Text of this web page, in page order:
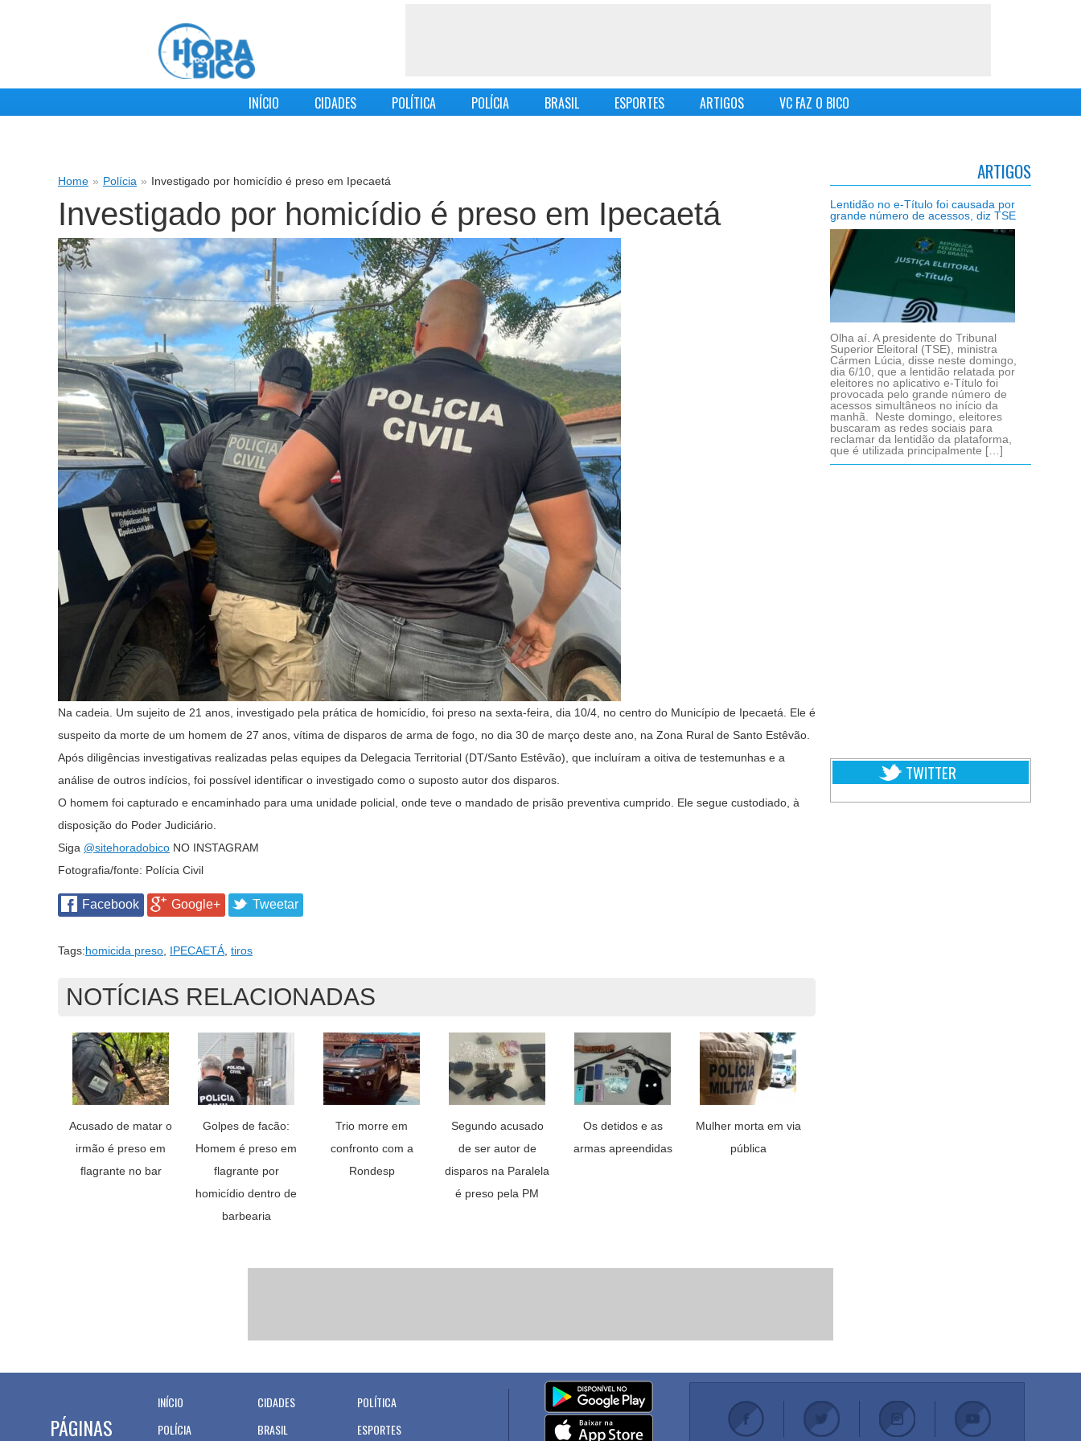
INÍCIO CIDADES POLÍTICA POLÍCIA BRASIL ESPORTES ARTIGOS VC FAZ O BICO
Home » Polícia » Investigado por homicídio é preso em Ipecaetá
Investigado por homicídio é preso em Ipecaetá
Na cadeia. Um sujeito de 21 anos, investigado pela prática de homicídio, foi preso na sexta-feira, dia 10/4, no centro do Município de Ipecaetá. Ele é
suspeito da morte de um homem de 27 anos, vítima de disparos de arma de fogo, no dia 30 de março deste ano, na Zona Rural de Santo Estêvão.
Após diligências investigativas realizadas pelas equipes da Delegacia Territorial (DT/Santo Estêvão), que incluíram a oitiva de testemunhas e a
análise de outros indícios, foi possível identificar o investigado como o suposto autor dos disparos.
O homem foi capturado e encaminhado para uma unidade policial, onde teve o mandado de prisão preventiva cumprido. Ele segue custodiado, à
disposição do Poder Judiciário.
Siga @sitehoradobico NO INSTAGRAM
Fotografia/fonte: Polícia Civil
Facebook Google+ Tweetar
Tags:homicida preso IPECAETÁ tiros
NOTÍCIAS RELACIONADAS
Acusado de matar o
irmão é preso em
flagrante no bar
Golpes de facão:
Homem é preso em
flagrante por
homicídio dentro de
barbearia
Trio morre em
confronto com a
Rondesp
Segundo acusado
de ser autor de
disparos na Paralela
é preso pela PM
Os detidos e as
armas apreendidas
Mulher morta em via
pública
ARTIGOS
Lentidão no e-Título foi causada por
grande número de acessos, diz TSE
Olha aí. A presidente do Tribunal
Superior Eleitoral (TSE), ministra
Cármen Lúcia, disse neste domingo,
dia 6/10, que a lentidão relatada por
eleitores no aplicativo e-Título foi
provocada pelo grande número de
acessos simultâneos no início da
manhã. Neste domingo, eleitores
buscaram as redes sociais para
reclamar da lentidão da plataforma,
que é utilizada principalmente […]
TWITTER
PÁGINAS
INÍCIO CIDADES
POLÍTICA
POLÍCIA
BRASIL ESPORTES